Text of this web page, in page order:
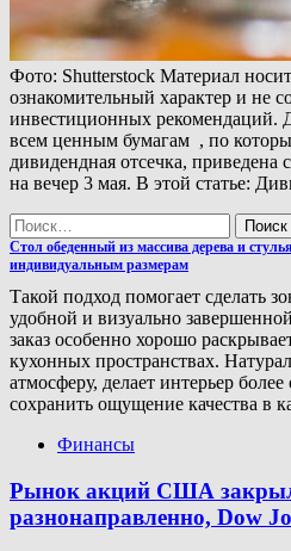
Фото: Shutterstock Материал
ознакомительный характер и не
инвестиционных рекомендаций.
всем ценным бумагам , по
дивидендная отсечка,
на вечер 3 мая. В этой статье:
Найти:
Стол обеденный из массива дерева и
индивидуальным размерам
Такой подход помогает сделать
удобной и визуально
заказ особенно хорошо
кухонных пространствах.
атмосферу, делает интерьер
сохранить ощущение качества в
Финансы
Рынок акций США
разнонаправленно, Dow